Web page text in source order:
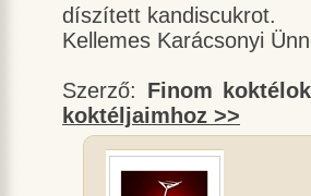
díszített kandiscukrot.
Kellemes Karácsonyi
Szerző: Finom koktélok
koktéljaimhoz >>